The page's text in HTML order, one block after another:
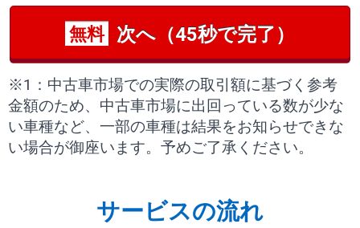
無料 次へ（45秒で完了）
※1：中古車市場での実際の取引額に基づく参考
金額のため、中古車市場に出回っている数が少な
い車種など、一部の車種は結果をお知らせできな
い場合が御座います。予めご了承ください。
サービスの流れ